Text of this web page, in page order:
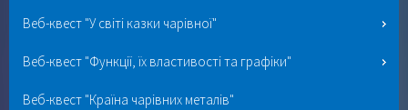
Веб-квест "У світі казки чарівної"
Веб-квест "Функції, їх властивості та графіки"
Веб-квест "Країна чарівних металів"